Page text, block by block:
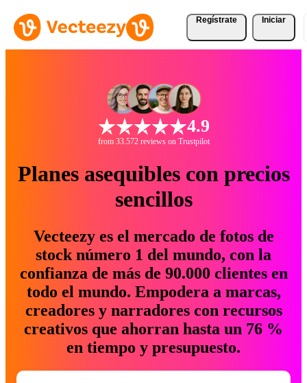
Regístrate Iniciar
4.9
from 33.572 reviews on Trustpilot
Planes asequibles con precios
sencillos
Vecteezy es el mercado de fotos de
stock número 1 del mundo, con la
confianza de más de 90.000 clientes en
todo el mundo. Empodera a marcas,
creadores y narradores con recursos
creativos que ahorran hasta un 76 %
en tiempo y presupuesto.